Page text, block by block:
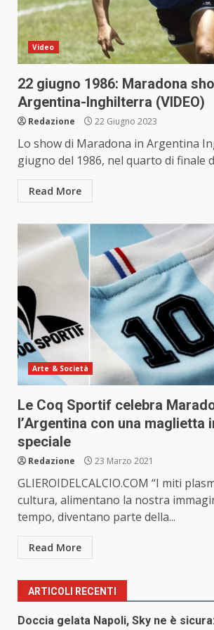
Video
22 giugno 1986: Maradona
Argentina-Inghilterra (VIDEO)
Redazione 22 Giugno 2023
Lo show di Maradona in Argentina
giugno del 1986, nel quarto di finale
Read More
Arte & Società
Le Coq Sportif celebra
l’Argentina con una maglietta
speciale
Redazione 23 Marzo 2021
GLIEROIDELCALCIO.COM “I miti
cultura, alimentano la nostra
tempo, diventano parte della...
Read More
ARTICOLI RECENTI
Doccia gelata Napoli, Sky ne è